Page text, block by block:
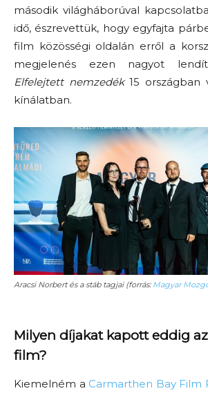
második világháborúval
idő, észrevettük, hogy egyfajta
film közösségi oldalán erről a
megjelenés ezen nagyot
Elfelejtett nemzedék15 országban
kínálatban.
Aracsi Norbert és a stáb tagjai (forrás: Magyar
Milyen díjakat kapott eddig
film?
Kiemelném a Carmarthen Bay Film